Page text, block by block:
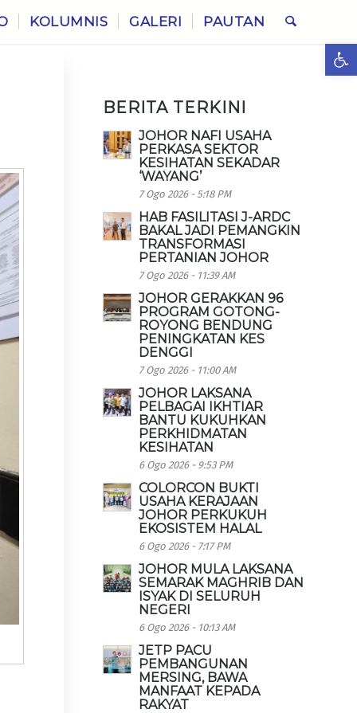
KOLUMNIS GALERI PAUTAN
BERITA TERKINI
JOHOR NAFI USAHA
PERKASA SEKTOR
KESIHATAN SEKADAR
‘WAYANG’
7 Ogo 2026 - 5:18 PM
HAB FASILITASI J-ARDC
BAKAL JADI PEMANGKIN
TRANSFORMASI
PERTANIAN JOHOR
7 Ogo 2026 - 11:39 AM
JOHOR GERAKKAN 96
PROGRAM GOTONG-
ROYONG BENDUNG
PENINGKATAN KES
DENGGI
7 Ogo 2026 - 11:00 AM
JOHOR LAKSANA
PELBAGAI IKHTIAR
BANTU KUKUHKAN
PERKHIDMATAN
KESIHATAN
6 Ogo 2026 - 9:53 PM
COLORCON BUKTI
USAHA KERAJAAN
JOHOR PERKUKUH
EKOSISTEM HALAL
6 Ogo 2026 - 7:17 PM
JOHOR MULA LAKSANA
SEMARAK MAGHRIB DAN
ISYAK DI SELURUH
NEGERI
6 Ogo 2026 - 10:13 AM
JETP PACU
PEMBANGUNAN
MERSING, BAWA
MANFAAT KEPADA
RAKYAT